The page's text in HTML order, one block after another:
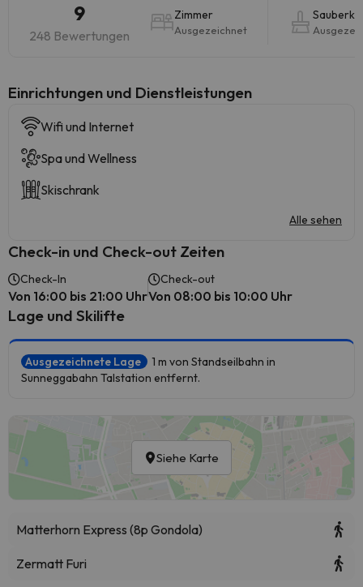
9
248 Bewertungen
Zimmer
Ausgezeichnet
​Einrichtungen und Dienstleistungen
Wifi und Internet
Spa und Wellness
Skischrank
Alle sehen
Check-in und Check-out Zeiten
Check-In
Von 16:00 bis 21:00 Uhr
Check-out
Von 08:00 bis 10:00 Uhr
Lage und Skilifte
Ausgezeichnete Lage
1 m von Standseilbahn in
Sunneggabahn Talstation entfernt.
Siehe Karte
Matterhorn Express (8p Gondola)
Zermatt Furi